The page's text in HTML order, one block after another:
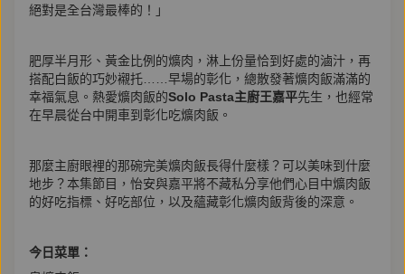
絕對是全台灣最棒的！」
肥厚半月形、黃金比例的爌肉，淋上份量恰到好處的滷汁，再
搭配白飯的巧妙襯托……早場的彰化，總散發著爌肉飯滿滿的
幸福氣息。熱愛爌肉飯的Solo Pasta主廚王嘉平先生，也經常
在早晨從台中開車到彰化吃爌肉飯。
那麼主廚眼裡的那碗完美爌肉飯長得什麼樣？可以美味到什麼
地步？本集節目，怡安與嘉平將不藏私分享他們心目中爌肉飯
的好吃指標、好吃部位，以及蘊藏彰化爌肉飯背後的深意。
今日菜單：